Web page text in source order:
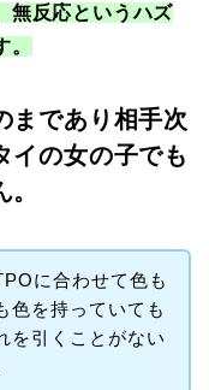
無反応というハズ
まであり相手次
イの女の子でも
に合わせて色も
色を持っていても
を引くことがない